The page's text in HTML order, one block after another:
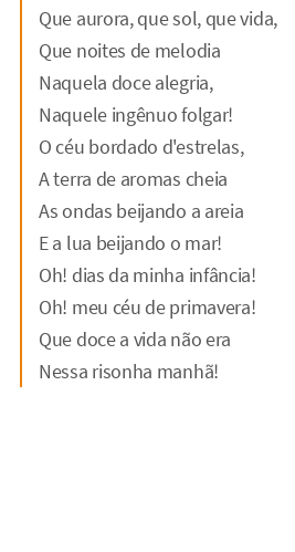
Que aurora, que sol, que vida,
Que noites de melodia
Naquela doce alegria,
Naquele ingênuo folgar!
O céu bordado d'estrelas,
A terra de aromas cheia
As ondas beijando a areia
E a lua beijando o mar!
Oh! dias da minha infância!
Oh! meu céu de primavera!
Que doce a vida não era
Nessa risonha manhã!